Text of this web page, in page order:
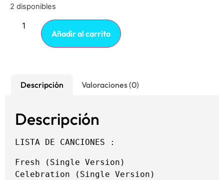
2 disponibles
Añadir al carrito
Descripción Valoraciones (0)
Descripción
LISTA DE CANCIONES :
Fresh (Single Version)
Celebration (Single Version)